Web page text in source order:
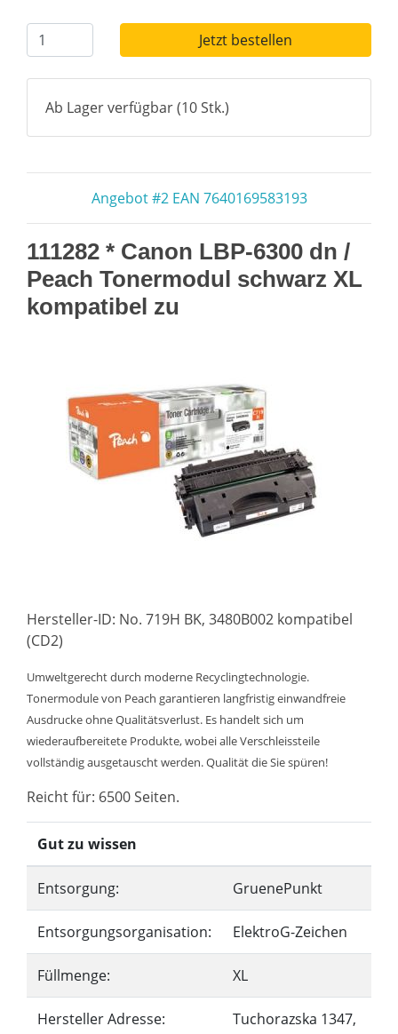
Jetzt bestellen
Ab Lager verfügbar (10 Stk.)
Angebot #2 EAN 7640169583193
111282 * Canon LBP-6300 dn /
Peach Tonermodul schwarz XL
kompatibel zu
Hersteller-ID: No. 719H BK, 3480B002 kompatibel
(CD2)
Umweltgerecht durch moderne Recyclingtechnologie.
Tonermodule von Peach garantieren langfristig einwandfreie
Ausdrucke ohne Qualitätsverlust. Es handelt sich um
wiederaufbereitete Produkte, wobei alle Verschleissteile
vollständig ausgetauscht werden. Qualität die Sie spüren!
Reicht für: 6500 Seiten.
Gut zu wissen
Entsorgung: GruenePunkt
Entsorgungsorganisation: ElektroG-Zeichen
Füllmenge: XL
Hersteller Adresse:
Tuchorazska 1347,